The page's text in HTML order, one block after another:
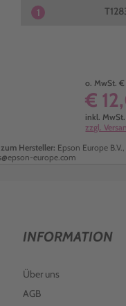
1
o. MwSt.
€
inkl. MwSt.
zzgl.
Hersteller: Epson Europe
europe.com
INFORMATION
Über uns
AGB